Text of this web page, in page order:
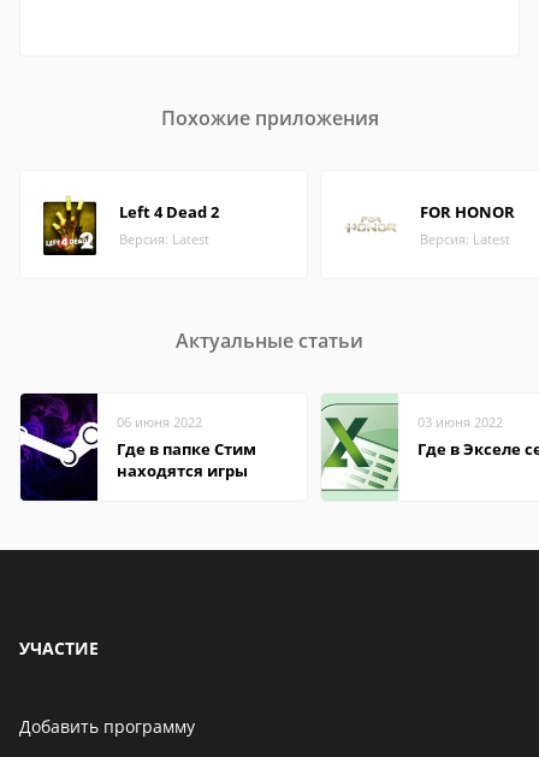
Похожие приложения
Left 4 Dead 2
Версия: Latest
FOR HONOR
Версия: Latest
Актуальные статьи
06 июня 2022
Где в папке Стим
находятся игры
03 июня 2022
Где в Экселе
УЧАСТИЕ
Добавить программу